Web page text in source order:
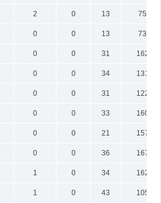
2 0 13
758
0 0 13
730
0 0 31
1620
0 0 34
1310
0 0 31
1226
0 0 33
1601
0 0 21
1570
0 0 36
1673
1 0 34
1624
1 0 43
1053